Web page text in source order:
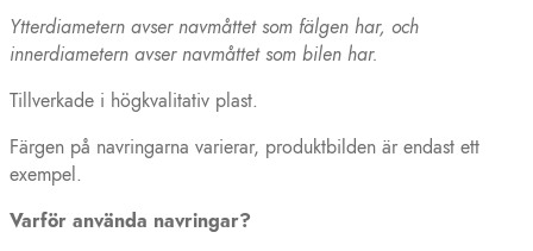
Ytterdiametern avser navmåttet som fälgen har, och
innerdiametern avser navmåttet som bilen har.
Tillverkade i högkvalitativ plast.
Färgen på navringarna varierar, produktbilden är endast ett
exempel.
Varför använda navringar?